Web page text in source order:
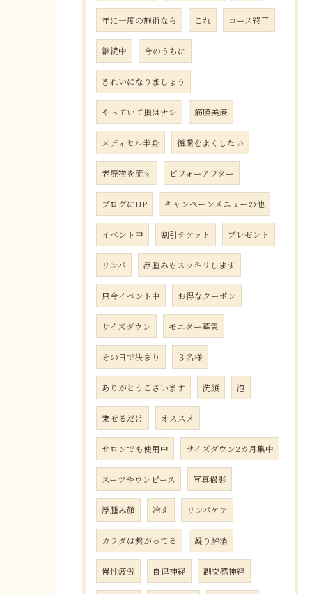
年に一度の施術なら これ コース終了
継続中 今のうちに
きれいになりましょう
やっていて損はナシ 筋膜美療
メディセル半身 循環をよくしたい
老廃物を流す ビフォーアフター
ブログにUP キャンペーンメニューの他
イベント中 割引チケット プレゼント
リンパ 浮腫みもスッキリします
只今イベント中 お得なクーポン
サイズダウン モニター募集
その日で決まり ３名様
ありがとうございます 洗顔 泡
乗せるだけ オススメ
サロンでも使用中 サイズダウン2カ月集中
スーツやワンピース 写真撮影
浮腫み顔 冷え リンパケア
カラダは繋がってる 凝り解消
慢性疲労 自律神経 副交感神経